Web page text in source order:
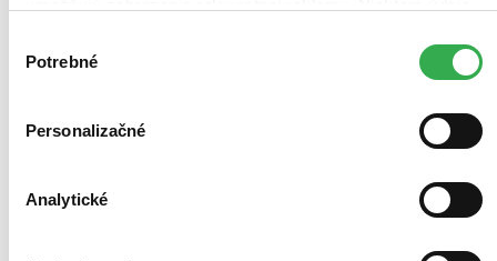
keby sme mohli používať všetky tieto cookies. Ďakujeme!
súhlasu
Potrebné
Personalizačné
Analytické